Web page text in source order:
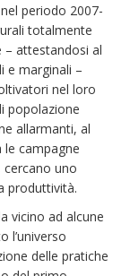
periodo 2007-
totalmente
attestandosi al
e marginali –
nel loro
popolazione
allarmanti, al
campagne
cercano uno
produttività.
vicino ad alcune
l’universo
delle pratiche